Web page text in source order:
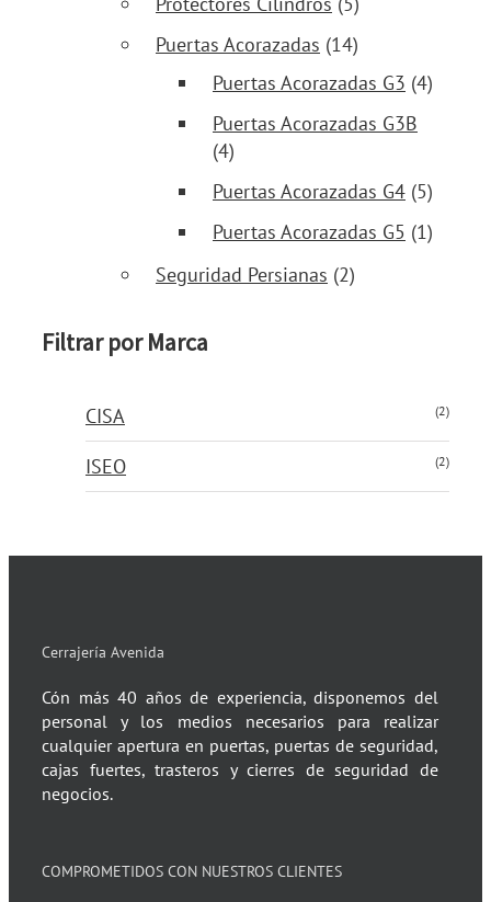
Puertas Acorazadas (14)
Puertas Acorazadas G3 (4)
Puertas Acorazadas G3B
(4)
Puertas Acorazadas G4 (5)
Puertas Acorazadas G5 (1)
Seguridad Persianas (2)
Filtrar por Marca
CISA (2)
ISEO (2)
Cerrajería Avenida
Cón más 40 años de experiencia, disponemos del
personal y los medios necesarios para realizar
cualquier apertura en puertas, puertas de seguridad,
cajas fuertes, trasteros y cierres de seguridad de
negocios.
COMPROMETIDOS CON NUESTROS CLIENTES